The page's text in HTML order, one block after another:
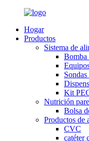
Hogar
Productos
Sistema de
Bomba
Kit
Nutrición
Bolsa
Productos de
CVC
catéter